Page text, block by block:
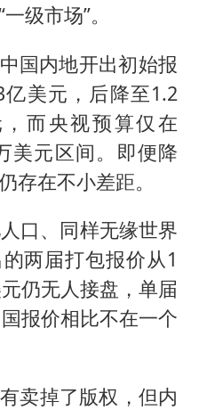
级市场”。
国内地开出初始报
美元，后降至1.2
而央视预算仅在
美元区间。即便降
存在不小差距。
口、同样无缘世界
两届打包报价从1
仍无人接盘，单届
报价相比不在一个
卖掉了版权，但内